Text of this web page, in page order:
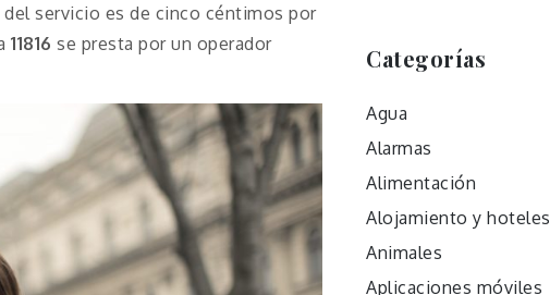
servicio es de cinco céntimos por
11816 se presta por un operador
Categorías
Agua
Alarmas
Alimentación
Alojamiento y hoteles
Animales
Aplicaciones móviles